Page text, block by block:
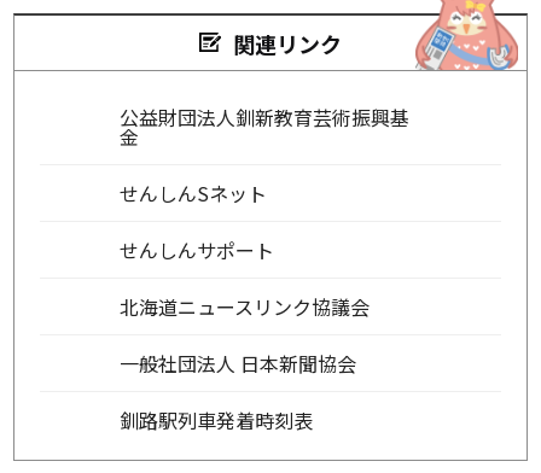
関連リンク
公益財団法人釧新教育芸術振興基
金
せんしんSネット
せんしんサポート
北海道ニュースリンク協議会
一般社団法人 日本新聞協会
釧路駅列車発着時刻表